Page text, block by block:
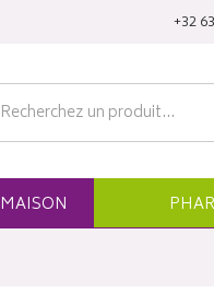
‭+32
MAISON